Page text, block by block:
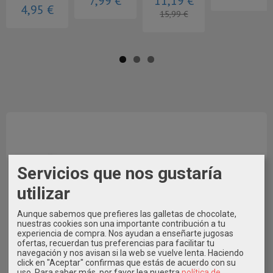
También puedes pagar con Bizum al Tfno. 609546971
4,95 € 15,99 €
Servicios que nos gustaría
utilizar
Aunque sabemos que prefieres las galletas de chocolate,
nuestras cookies son una importante contribución a tu
experiencia de compra. Nos ayudan a enseñarte jugosas
ofertas, recuerdan tus preferencias para facilitar tu
navegación y nos avisan si la web se vuelve lenta. Haciendo
click en "Aceptar" confirmas que estás de acuerdo con su